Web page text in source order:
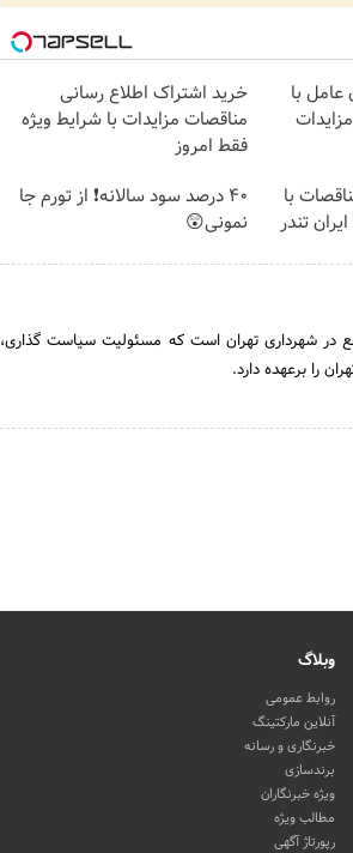
عامل با
خرید اشتراک اطلاع رسانی
مناقصات مزایدات با شرایط ویژه
فقط امروز
با
تندر
40 درصد سود سالانه❗ از تورم جا
نمونی😲
در شهرداری تهران است که مسئولیت سیاست گذاری،
را برعهده دارد.
وبلاگ
روابط عمومی
آنلاین مارکتینگ
خبرنگاری و رسانه
برندسازی
ویژه خبرنگاران
مطالب ویژه
رپورتاژ آگهی